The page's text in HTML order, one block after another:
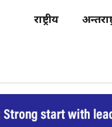
राष्ट्रीय